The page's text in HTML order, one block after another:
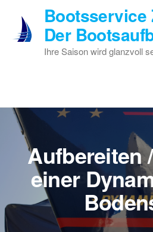
Inhalt
springen
Bootsservice
Der
Ihre Saison wird glanzvoll
Aufbereiten
einer